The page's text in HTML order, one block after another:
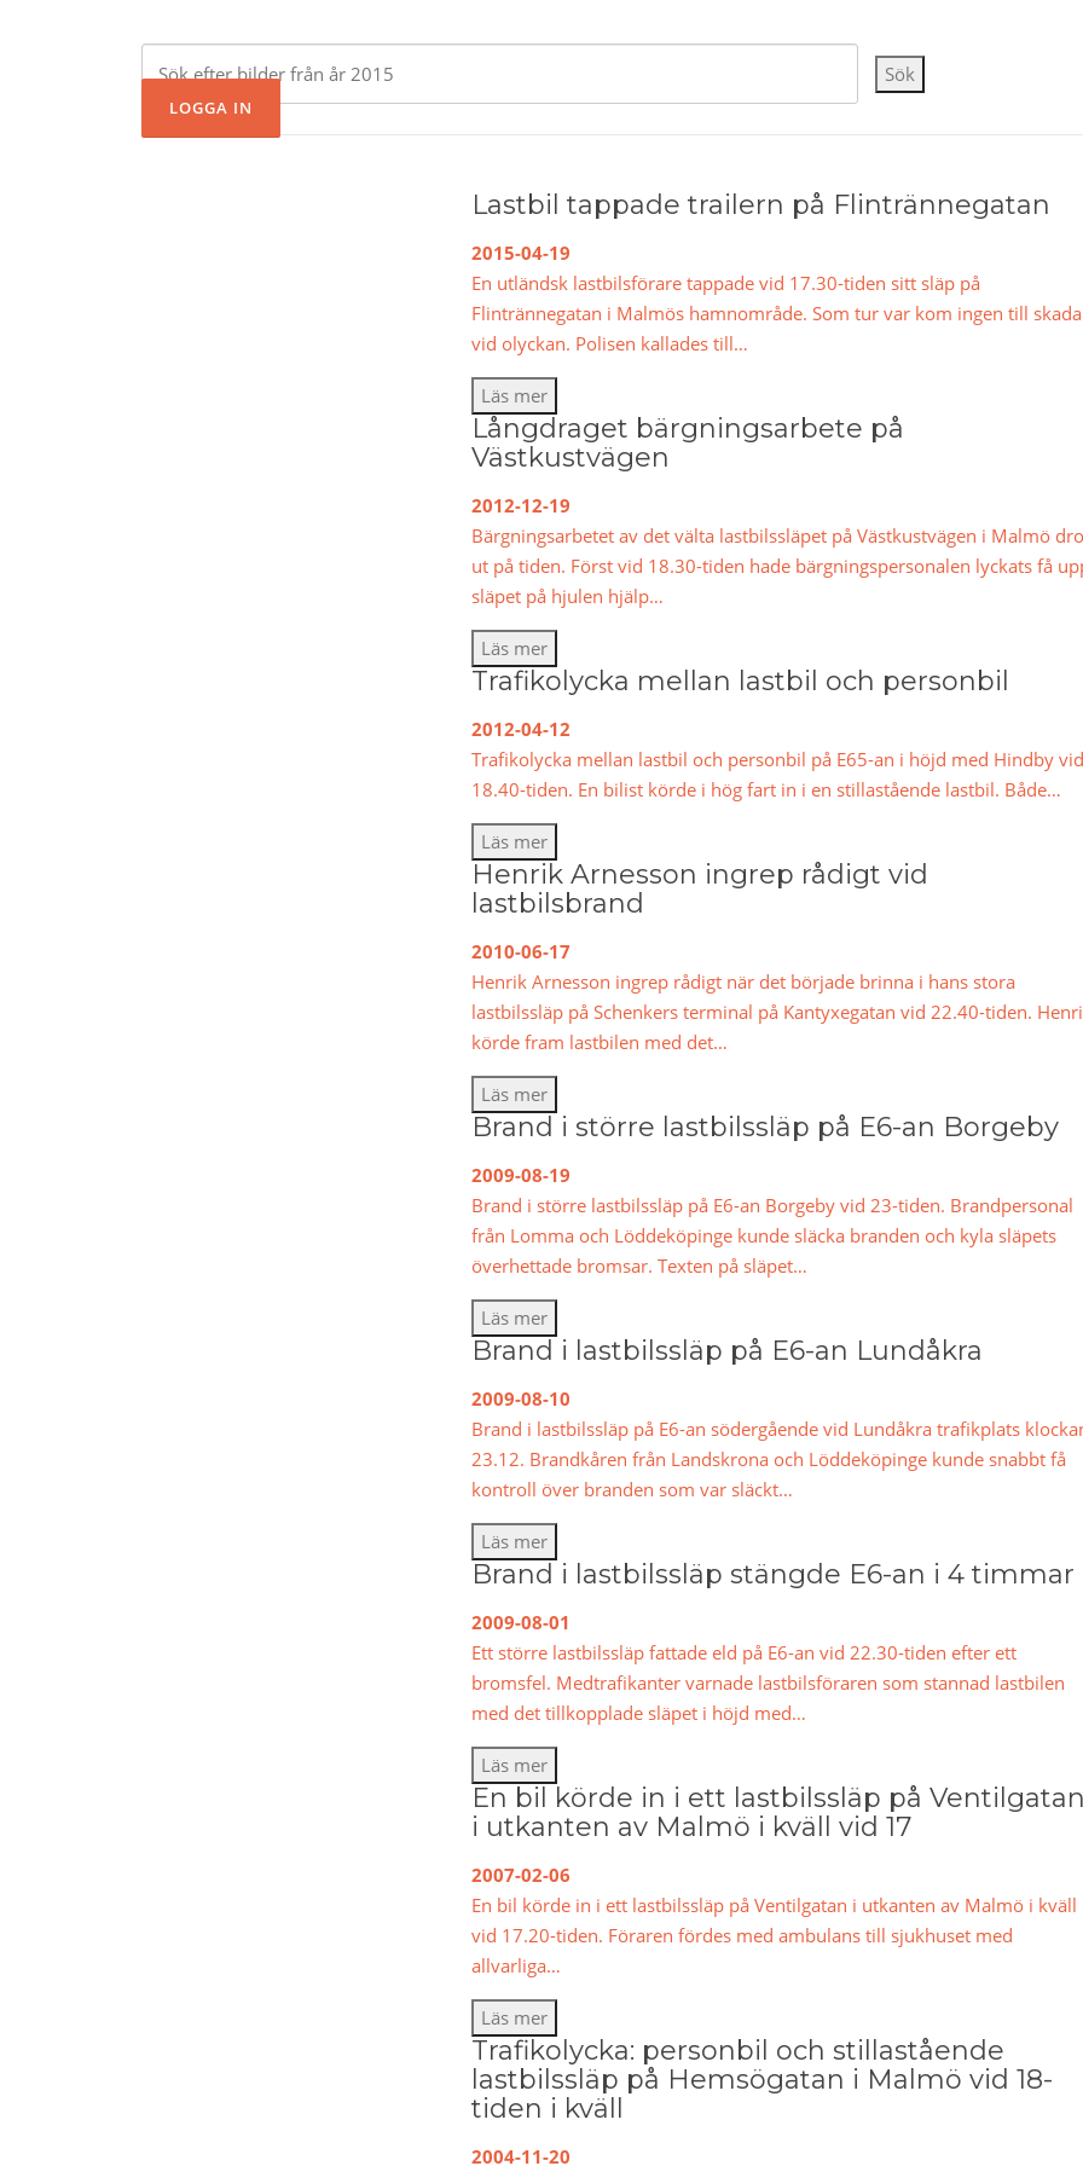
Sök
Lastbil tappade trailern på Flintrännegatan
2015-04-19
En utländsk lastbilsförare tappade vid 17.30-tiden sitt släp på
Flintrännegatan i Malmös hamnområde. Som tur var kom ingen till skada
vid olyckan. Polisen kallades till…
Läs mer
Långdraget bärgningsarbete på
Västkustvägen
2012-12-19
Bärgningsarbetet av det välta lastbilssläpet på Västkustvägen i Malmö
ut på tiden. Först vid 18.30-tiden hade bärgningspersonalen lyckats få
släpet på hjulen hjälp…
Läs mer
Trafikolycka mellan lastbil och personbil
2012-04-12
Trafikolycka mellan lastbil och personbil på E65-an i höjd med Hindby
18.40-tiden. En bilist körde i hög fart in i en stillastående lastbil. Både…
Läs mer
Henrik Arnesson ingrep rådigt vid
lastbilsbrand
2010-06-17
Henrik Arnesson ingrep rådigt när det började brinna i hans stora
lastbilssläp på Schenkers terminal på Kantyxegatan vid 22.40-tiden.
körde fram lastbilen med det…
Läs mer
Brand i större lastbilssläp på E6-an Borgeby
2009-08-19
Brand i större lastbilssläp på E6-an Borgeby vid 23-tiden. Brandpersonal
från Lomma och Löddeköpinge kunde släcka branden och kyla släpets
överhettade bromsar. Texten på släpet…
Läs mer
Brand i lastbilssläp på E6-an Lundåkra
2009-08-10
Brand i lastbilssläp på E6-an södergående vid Lundåkra trafikplats
23.12. Brandkåren från Landskrona och Löddeköpinge kunde snabbt få
kontroll över branden som var släckt…
Läs mer
Brand i lastbilssläp stängde E6-an i 4 timmar
2009-08-01
Ett större lastbilssläp fattade eld på E6-an vid 22.30-tiden efter ett
bromsfel. Medtrafikanter varnade lastbilsföraren som stannad lastbilen
med det tillkopplade släpet i höjd med…
Läs mer
En bil körde in i ett lastbilssläp på
i utkanten av Malmö i kväll vid 17
2007-02-06
En bil körde in i ett lastbilssläp på Ventilgatan i utkanten av Malmö i kväll
vid 17.20-tiden. Föraren fördes med ambulans till sjukhuset med
allvarliga…
Läs mer
Trafikolycka: personbil och stillastående
lastbilssläp på Hemsögatan i Malmö vid 18-
tiden i kväll
2004-11-20